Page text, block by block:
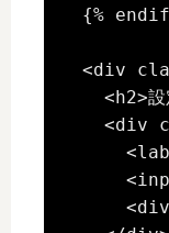
{%
<div
<h2>
<div